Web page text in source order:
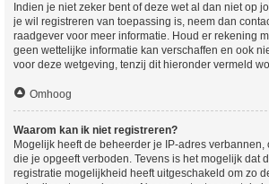
Indien je niet zeker bent of deze wet al dan niet op
je wil registreren van toepassing is, neem dan
raadgever voor meer informatie. Houd er rekening
geen wettelijke informatie kan verschaffen en ook
voor deze wetgeving, tenzij dit hieronder vermeld
Omhoog
Waarom kan ik niet registreren?
Mogelijk heeft de beheerder je IP-adres
die je opgeeft verboden. Tevens is het mogelijk dat
registratie mogelijkheid heeft uitgeschakeld om zo